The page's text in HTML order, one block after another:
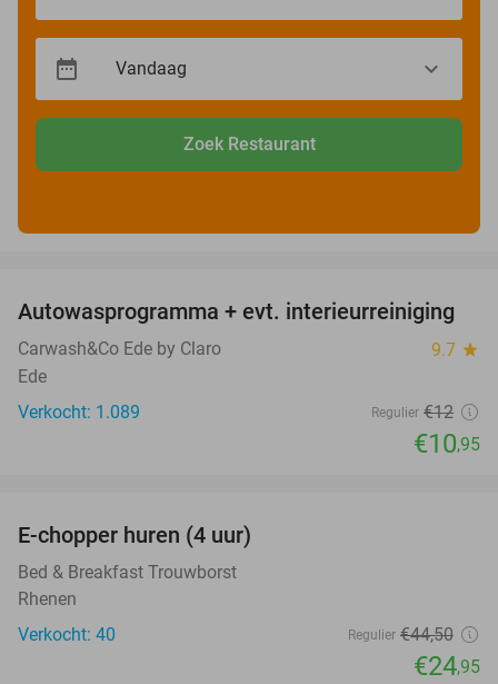
Zoek Restaurant
9%
Autowasprogramma + evt. interieurreiniging
Carwash&Co Ede by Claro 9.7 star
Ede
Verkocht: 1.089
Regulier €12
€10,95
E-chopper huren (4 uur)
Bed & Breakfast Trouwborst
Rhenen
Verkocht: 40
Regulier €44,50
€24,95